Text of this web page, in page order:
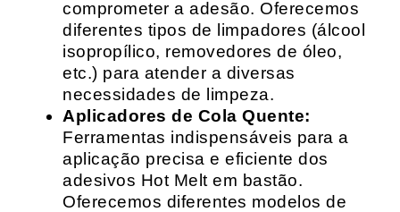
comprometer a adesão. Oferecemos
diferentes tipos de limpadores (álcool
isopropílico, removedores de óleo,
etc.) para atender a diversas
necessidades de limpeza.
Aplicadores de Cola Quente:
Ferramentas indispensáveis para a
aplicação precisa e eficiente dos
adesivos Hot Melt em bastão.
Oferecemos diferentes modelos de